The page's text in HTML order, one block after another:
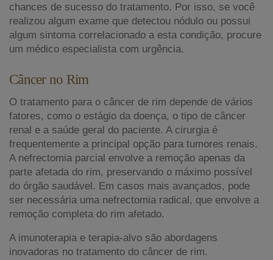
chances de sucesso do tratamento. Por isso, se você
realizou algum exame que detectou nódulo ou possui
algum sintoma correlacionado a esta condição, procure
um médico especialista com urgência.
Câncer no Rim
O tratamento para o câncer de rim depende de vários
fatores, como o estágio da doença, o tipo de câncer
renal e a saúde geral do paciente. A cirurgia é
frequentemente a principal opção para tumores renais.
A nefrectomia parcial envolve a remoção apenas da
parte afetada do rim, preservando o máximo possível
do órgão saudável. Em casos mais avançados, pode
ser necessária uma nefrectomia radical, que envolve a
remoção completa do rim afetado.
A imunoterapia e terapia-alvo são abordagens
inovadoras no tratamento do câncer de rim.